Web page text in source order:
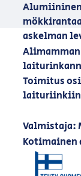
askelman
Alimamman
Toimitus
Valmistaja: